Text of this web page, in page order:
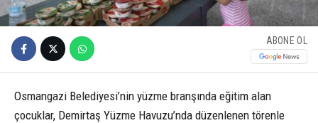
ABONE OL
Osmangazi Belediyesi’nin yüzme branşında eğitim alan
çocuklar, Demirtaş Yüzme Havuzu’nda düzenlenen törenle